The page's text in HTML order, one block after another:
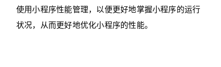
使用小程序性能管理，以便更好地掌握小程序的运行
状况，从而更好地优化小程序的性能。